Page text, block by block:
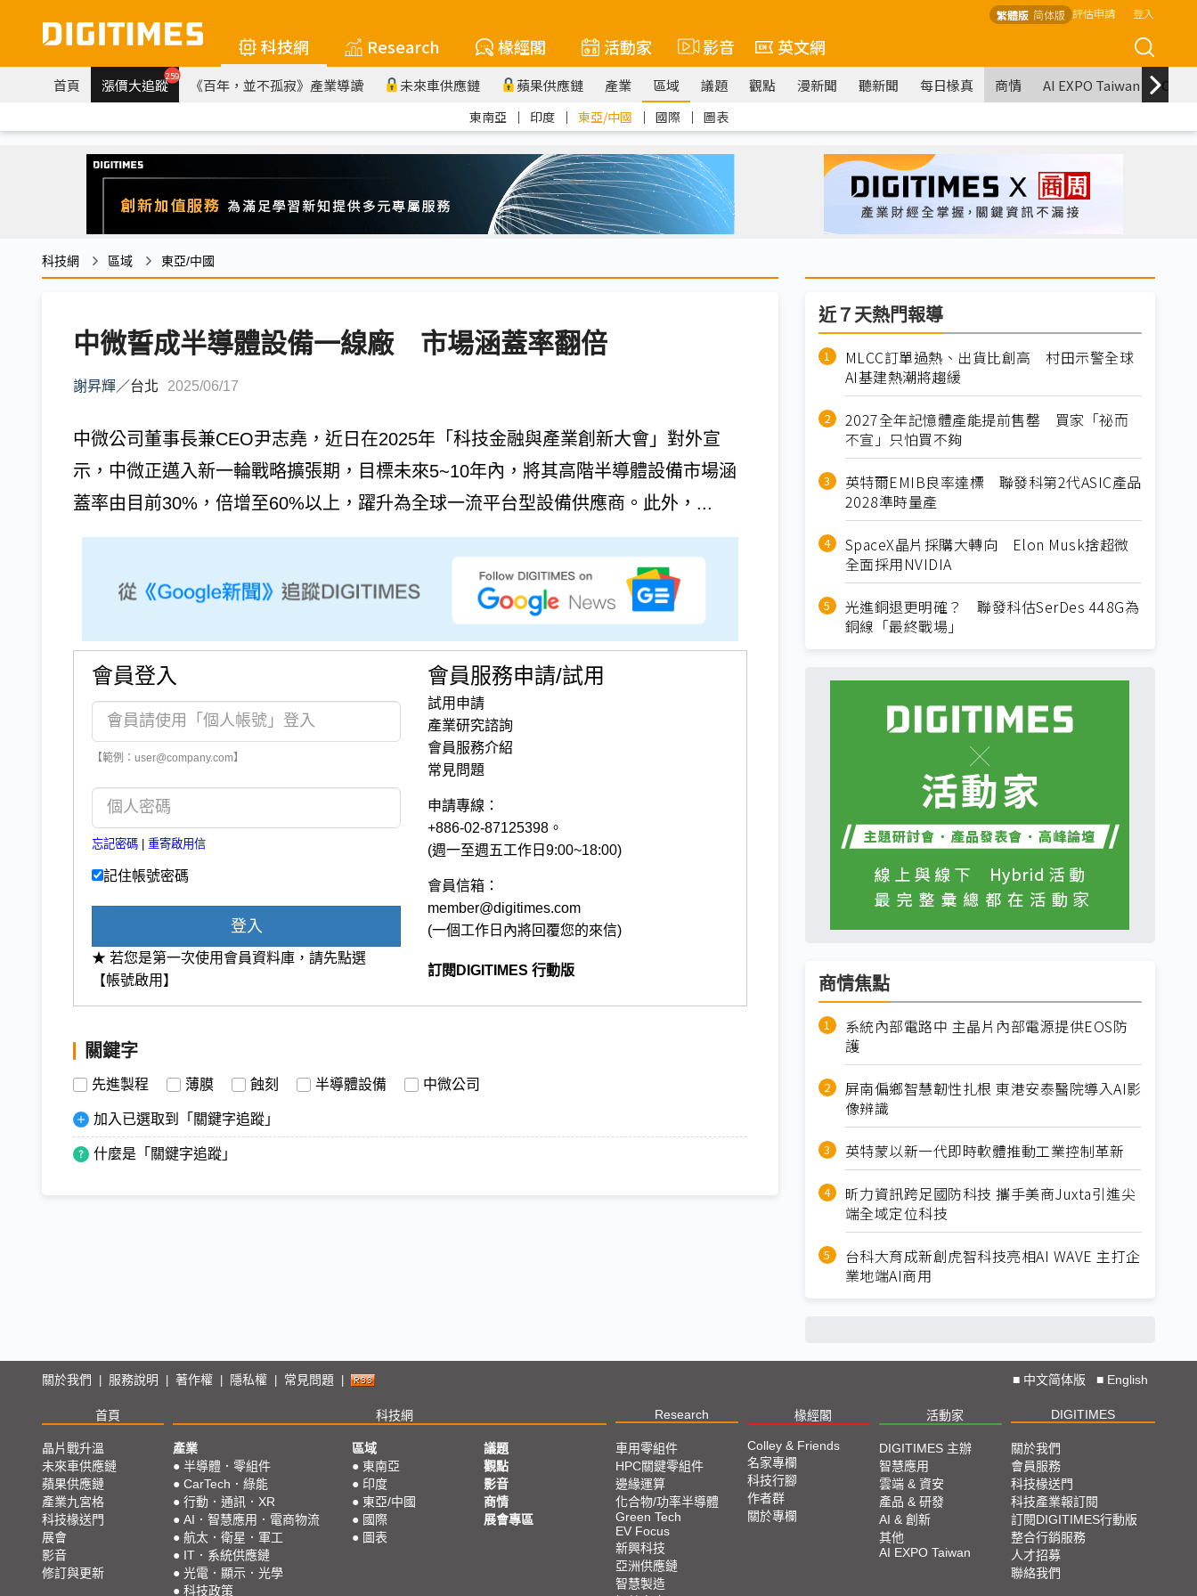
繁體版 简体版 評估申請 登入
科技網 Research 椽經閣 活動家 影音 英文網
首頁 漲價大追蹤259 《百年，並不孤寂》產業導讀 未來車供應鏈 蘋果供應鏈 產業 區域 議題 觀點 漫新聞 聽新聞 每日椽真 商情 AI EXPO Taiwan
東南亞 ｜ 印度 ｜ 東亞/中國 ｜ 國際 ｜ 圖表
科技網 區域 東亞/中國
中微誓成半導體設備一線廠 市場涵蓋率翻倍
謝昇輝／台北 2025/06/17
中微公司董事長兼CEO尹志堯，近日在2025年「科技金融與產業創新大會」對外宣
示，中微正邁入新一輪戰略擴張期，目標未來5~10年內，將其高階半導體設備市場涵
蓋率由目前30%，倍增至60%以上，躍升為全球一流平台型設備供應商。此外，...
會員登入
【範例：user@company.com】
忘記密碼 重寄啟用信
記住帳號密碼
登入
★ 若您是第一次使用會員資料庫，請先點選
【帳號啟用】
會員服務申請/試用
試用申請
產業研究諮詢
會員服務介紹
常見問題
申請專線：
+886-02-87125398。
(週一至週五工作日9:00~18:00)
會員信箱：
member@digitimes.com
(一個工作日內將回覆您的來信)
訂閱DIGITIMES 行動版
關鍵字
先進製程 薄膜 蝕刻 半導體設備 中微公司
加入已選取到「關鍵字追蹤」
什麼是「關鍵字追蹤」
近７天熱門報導
MLCC訂單過熱、出貨比創高 村田示警全球
AI基建熱潮將趨緩
2027全年記憶體產能提前售罄 買家「祕而
不宣」只怕買不夠
英特爾EMIB良率達標 聯發科第2代ASIC產品
2028準時量產
SpaceX晶片採購大轉向 Elon Musk捨超微
全面採用NVIDIA
光進銅退更明確？ 聯發科估SerDes 448G為
銅線「最終戰場」
商情焦點
系統內部電路中 主晶片內部電源提供EOS防
護
屏南偏鄉智慧韌性扎根 東港安泰醫院導入AI影
像辨識
英特蒙以新一代即時軟體推動工業控制革新
昕力資訊跨足國防科技 攜手美商Juxta引進尖
端全域定位科技
台科大育成新創虎智科技亮相AI WAVE 主打企
業地端AI商用
關於我們 服務說明 著作權 隱私權 常見問題 ■ 中文简体版 ■ English
首頁 科技網 Research 椽經閣 活動家 DIGITIMES
晶片戰升溫
未來車供應鏈
蘋果供應鏈
產業九宮格
科技椽送門
展會
影音
修訂與更新
產業
● 半導體．零組件
● CarTech．綠能
● 行動．通訊．XR
● AI．智慧應用．電商物流
● 航太．衛星．軍工
● IT．系統供應鏈
● 光電．顯示．光學
● 科技政策
區域
● 東南亞
● 印度
● 東亞/中國
● 國際
● 圖表
議題
觀點
影音
商情
展會專區
車用零組件
HPC關鍵零組件
邊緣運算
化合物/功率半導體
Green Tech
EV Focus
新興科技
亞洲供應鏈
智慧製造
Colley & Friends
名家專欄
科技行腳
作者群
關於專欄
DIGITIMES 主辦
智慧應用
雲端 & 資安
產品 & 研發
AI & 創新
其他
AI EXPO Taiwan
關於我們
會員服務
科技椽送門
科技產業報訂閱
訂閱DIGITIMES行動版
整合行銷服務
人才招募
聯絡我們